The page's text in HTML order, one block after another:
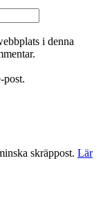
i denna
post.
skräppost. Lär